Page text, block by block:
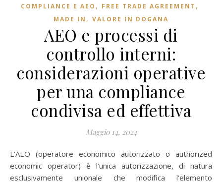
COMPLIANCE E AEO , FREE TRADE AGREEMENT ,
MADE IN , VALORE IN DOGANA
AEO e processi di
controllo interni:
considerazioni operative
per una compliance
condivisa ed effettiva
Maggio 14, 2024
L’AEO (operatore economico autorizzato o authorized
economic operator) è l’unica autorizzazione, di natura
esclusivamente unionale che modifica l’elemento